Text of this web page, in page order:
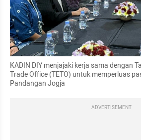
KADIN DIY menjajaki kerja sama dengan
Trade Office (TETO) untuk memperluas
Pandangan Jogja
ADVERTISEMENT